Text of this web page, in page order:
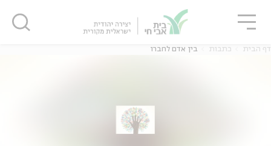
אנגלית
דף הבית כתבות בין אדם לחברו
סגור